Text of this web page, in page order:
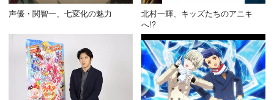
声優・関智一、七変化の魅力
北村一輝、キッズたちのアニキ
へ!?